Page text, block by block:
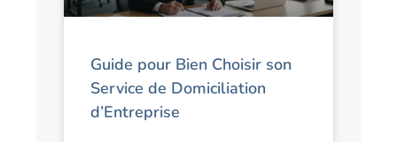
Guide pour Bien Choisir son
Service de Domiciliation
d’Entreprise